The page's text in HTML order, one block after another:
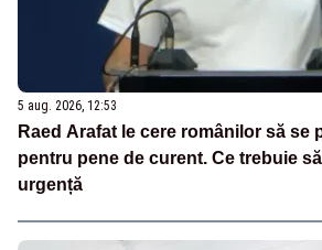
5 aug. 2026, 12:53
Raed Arafat le cere românilor să se
pentru pene de curent. Ce trebuie
urgență